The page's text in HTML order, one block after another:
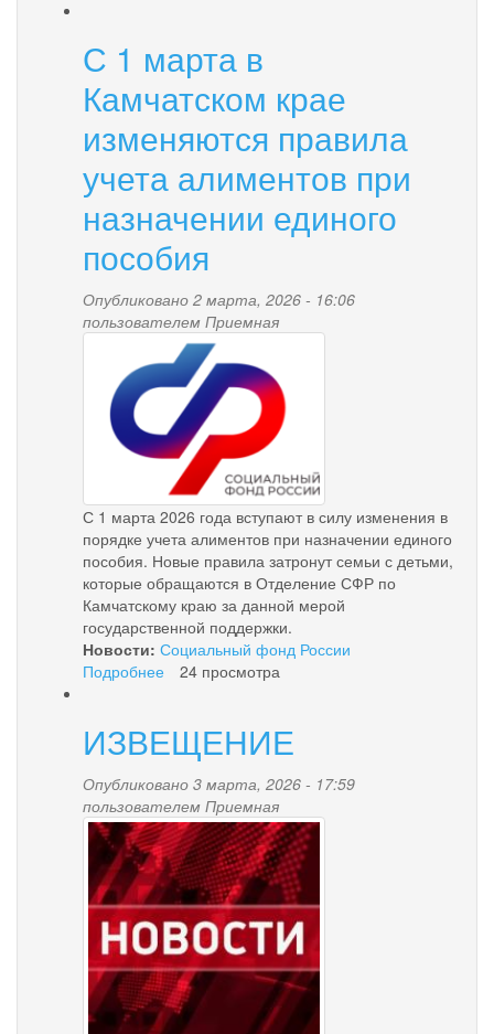
СИСТЕМ
ОПОВЕЩЕНИЯ!
С 1 марта в
Камчатском крае
изменяются правила
учета алиментов при
назначении единого
пособия
Опубликовано 2 марта, 2026 - 16:06
пользователем Приемная
pensionnyy_fond.png
С 1 марта 2026 года вступают в силу изменения в
порядке учета алиментов при назначении единого
пособия. Новые правила затронут семьи с детьми,
которые обращаются в Отделение СФР по
Камчатскому краю за данной мерой
государственной поддержки.
Новости: Социальный фонд России
Подробнее
марта
в
Камчатском
крае
изменяются
правила
учета
алиментов
при
назначении
единого
пособия
24 просмотра
ИЗВЕЩЕНИЕ
Опубликовано 3 марта, 2026 - 17:59
пользователем Приемная
news-
palana.jpg